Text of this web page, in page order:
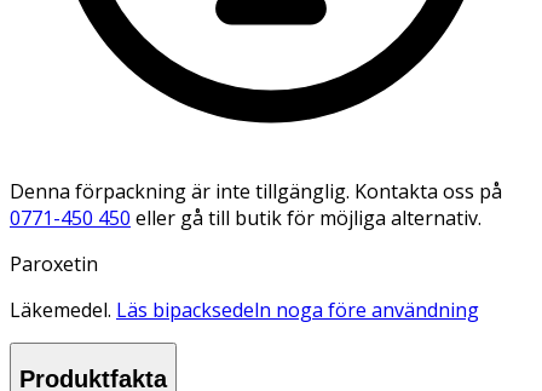
Denna förpackning är inte tillgänglig. Kontakta oss på
0771-450 450 eller gå till butik för möjliga alternativ.
Paroxetin
Läkemedel. Läs bipacksedeln noga före användning
Produktfakta